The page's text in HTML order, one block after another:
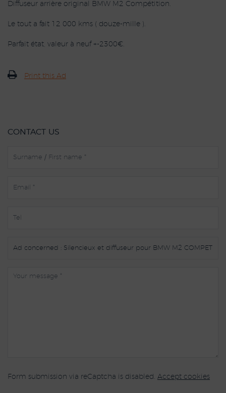
Diffuseur arrière original BMW M2 Compétition.
Le tout a fait 12 000 kms ( douze-mille ).
Parfait état, valeur à neuf +-2300€.
Print this Ad
CONTACT US
Form submission via reCaptcha is disabled. Accept cookies